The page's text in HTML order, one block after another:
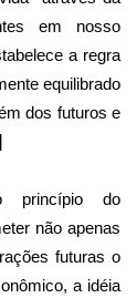
em nosso
a regra
equilibrado
dos futuros e
princípio do
não apenas
futuras o
a idéia